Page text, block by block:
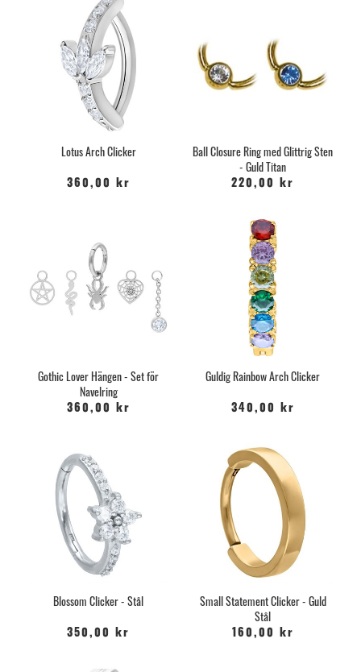
Lotus Arch Clicker
360,00 kr
Ball Closure Ring med Glittrig Sten
- Guld Titan
220,00 kr
Gothic Lover Hängen - Set för
Navelring
360,00 kr
Guldig Rainbow Arch Clicker
340,00 kr
Blossom Clicker - Stål
350,00 kr
Small Statement Clicker - Guld
Stål
160,00 kr